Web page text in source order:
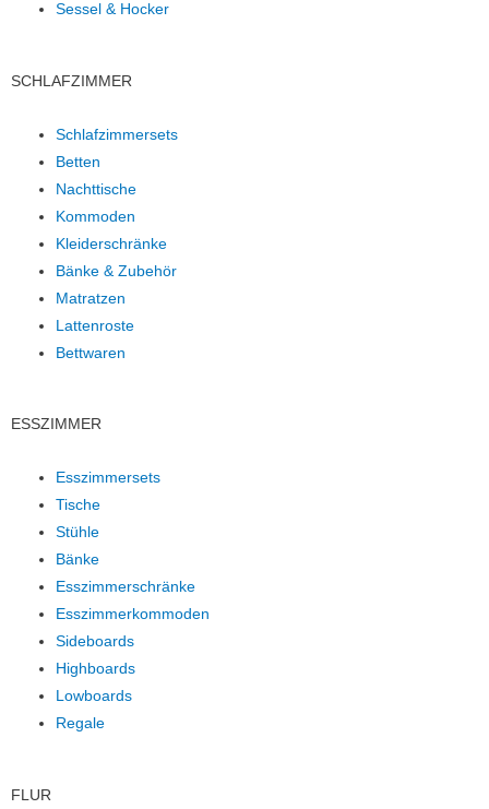
Sessel & Hocker
SCHLAFZIMMER
Schlafzimmersets
Betten
Nachttische
Kommoden
Kleiderschränke
Bänke & Zubehör
Matratzen
Lattenroste
Bettwaren
ESSZIMMER
Esszimmersets
Tische
Stühle
Bänke
Esszimmerschränke
Esszimmerkommoden
Sideboards
Highboards
Lowboards
Regale
FLUR